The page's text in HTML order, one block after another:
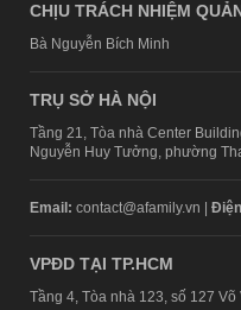
CHỊU TRÁCH NHIỆM
Bà Nguyễn Bích Minh
TRỤ SỞ HÀ NỘI
Tầng 21, Tòa nhà Center
Nguyễn Huy Tưởng, phường
Email: contact@afamily.vn |
VPĐD TẠI TP.HCM
Tầng 4, Tòa nhà 123, số 127